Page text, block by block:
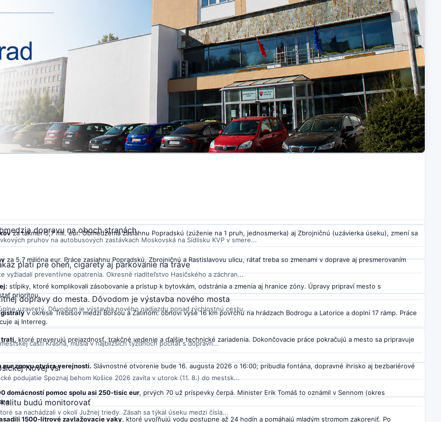
za takmer 5,7 mil. eur. Obmedzenia zasiahnu Popradskú (zúženie na 1 pruh, jednosmerka) aj Zbrojničnú (uzávierka úseku), zmení sa
za 5,7 milióna eur. Práce zasiahnu Popradskú, Zbrojničnú a Rastislavovu ulicu, rátať treba so zmenami v doprave aj presmerovaním
stĺpiky, ktoré komplikovali zásobovanie a prístup k bytovkám, odstránia a zmenia aj hranice zóny. Úpravy pripraví mesto s
prioritou.
v okrese Trebišov medzi Boršou a Zatínom: obnoví vyše 16 km povrchu na hrádzach Bodrogu a Latorice a doplní 17 rámp. Práce
aj Interreg.
trati, ktoré preverujú prejazdnosť, trakčné vedenie a ďalšie technické zariadenia. Dokončovacie práce pokračujú a mesto sa pripravuje
znovu otvára verejnosti.Slávnostné otvorenie bude 16. augusta 2026 o 16:00; pribudla fontána, dopravné ihrisko aj bezbariérové
domácností pomoc spolu asi 250-tisíc eur, prvých 70 už príspevky čerpá. Minister Erik Tomáš to oznámil v Sennom (okres
1500-litrové zavlažovacie vaky, ktoré uvoľňujú vodu postupne až 24 hodín a pomáhajú mladým stromom zakoreniť. Po
inak
počítať s dočasnými obmedzeniami. Dôvodom je konanie športového p...
dopravu na oboch stranách
pruhov na autobusových zastávkach Moskovská na Sídlisku KVP v smere...
platí pre oheň, cigarety aj parkovanie na tráve
vyžiadali preventívne opatrenia. Okresné riaditeľstvo Hasičského a záchran...
dopravy do mesta. Dôvodom je výstavba nového mosta
uzavretý. Dôvodom je výstavba nového nadjazdu ponad rýchlostnú cestu,...
časti Krásna, musia v najbližších týždňoch počítať s dopravn...
Novej Vsi
podujatie Spoznaj behom Košice 2026 zavíta v utorok (11. 8.) do mestsk...
budú monitorovať
sa nachádzali v okolí Južnej triedy. Zásah sa týkal úseku medzi čísla...